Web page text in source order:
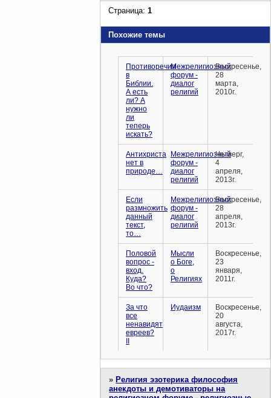
Страница:1
Похожие темы
Противоречия
в
Библии.
А есть
ли? А
нужно
ли
теперь
искать?
Межрелигиозный
форум -
диалог
религий
Воскресенье,
28
марта,
2010г.
Антихриста
нет в
природе…
Межрелигиозный
форум -
диалог
религий
Четверг,
4
апреля,
2013г.
Если
размножить
данный
текст,
то…
Межрелигиозный
форум -
диалог
религий
Воскресенье,
28
апреля,
2013г.
Половой
вопрос -
вход.
Куда?
Во что?
Мысли
о Боге,
о
Религиях
Воскресенье,
23
января,
2011г.
За что
все
ненавидят
евреев?
Иудаизм
Воскресенье,
20
августа,
2017г.
» Религия эзотерика философия
анекдоты и демотиваторы на